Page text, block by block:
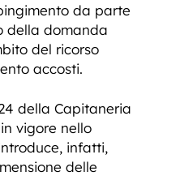
da parte
della domanda
del ricorso
accosti.
della Capitaneria
vigore nello
infatti,
delle